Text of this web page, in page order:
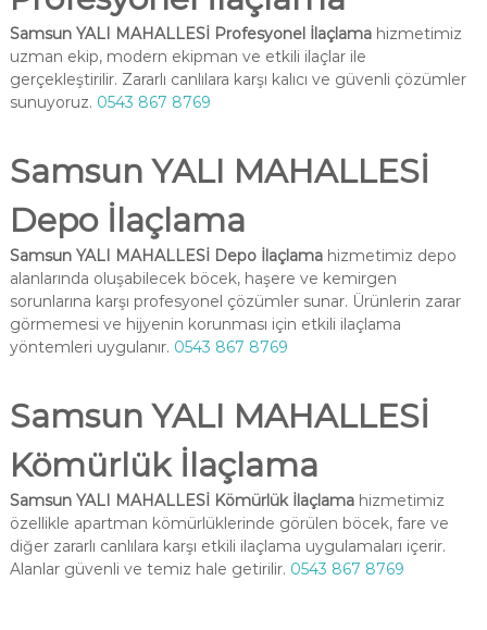
Samsun YALI MAHALLESİ Profesyonel İlaçlamahizmetimiz
uzman ekip, modern ekipman ve etkili ilaçlar ile
gerçekleştirilir. Zararlı canlılara karşı kalıcı ve güvenli çözümler
sunuyoruz. 0543 867 8769
Samsun YALI MAHALLESİ
Depo İlaçlama
Samsun YALI MAHALLESİ Depo İlaçlamahizmetimiz depo
alanlarında oluşabilecek böcek, haşere ve kemirgen
sorunlarına karşı profesyonel çözümler sunar. Ürünlerin zarar
görmemesi ve hijyenin korunması için etkili ilaçlama
yöntemleri uygulanır. 0543 867 8769
Samsun YALI MAHALLESİ
Kömürlük İlaçlama
Samsun YALI MAHALLESİ Kömürlük İlaçlamahizmetimiz
özellikle apartman kömürlüklerinde görülen böcek, fare ve
diğer zararlı canlılara karşı etkili ilaçlama uygulamaları içerir.
Alanlar güvenli ve temiz hale getirilir. 0543 867 8769